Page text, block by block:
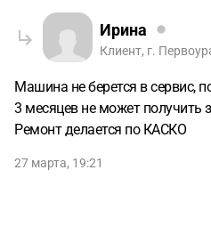
Ирина
Клиент, г.
Машина не берется в сервис,
3 месяцев не может получить
Ремонт делается по КАСКО
27 марта, 19:21